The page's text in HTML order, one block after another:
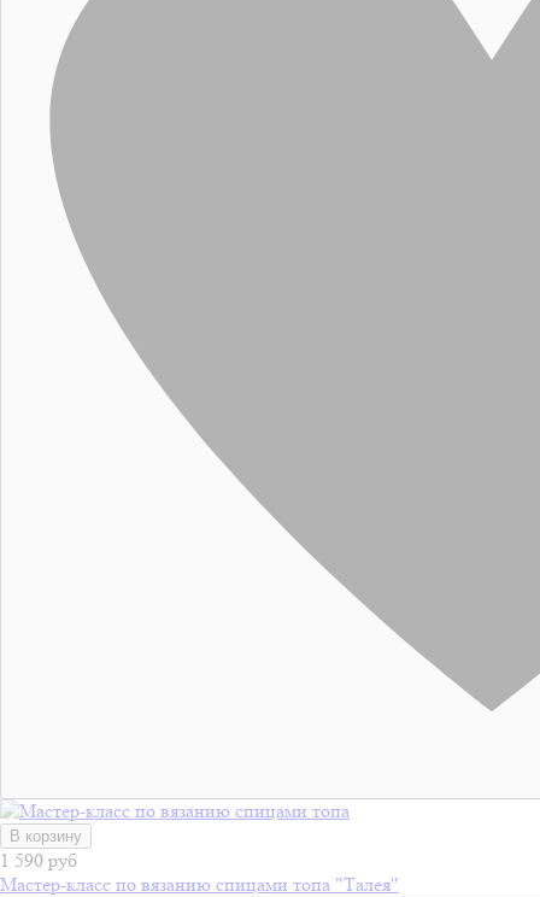
В корзину
1 590 руб
Мастер-класс по вязанию спицами топа "Талея"